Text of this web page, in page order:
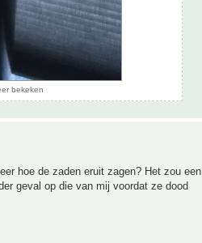
bekeken
hoe de zaden eruit zagen? Het zou een
geval op die van mij voordat ze dood